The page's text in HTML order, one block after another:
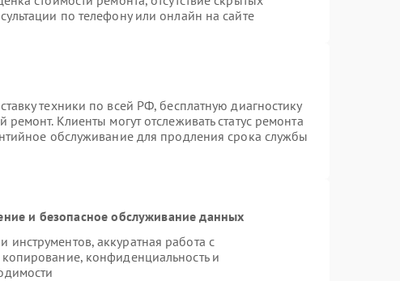
по телефону или онлайн на сайте
техники по всей РФ, бесплатную диагностику
Клиенты могут отслеживать статус ремонта
обслуживание для продления срока службы
и безопасное обслуживание данных
аккуратная работа с
конфиденциальность и